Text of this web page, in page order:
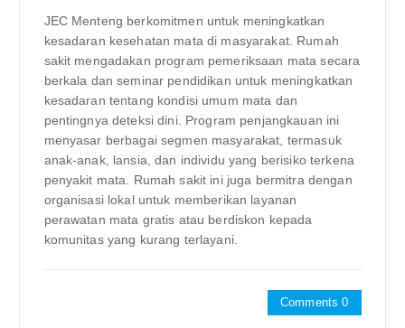
JEC Menteng berkomitmen untuk meningkatkan
kesadaran kesehatan mata di masyarakat. Rumah
sakit mengadakan program pemeriksaan mata secara
berkala dan seminar pendidikan untuk meningkatkan
kesadaran tentang kondisi umum mata dan
pentingnya deteksi dini. Program penjangkauan ini
menyasar berbagai segmen masyarakat, termasuk
anak-anak, lansia, dan individu yang berisiko terkena
penyakit mata. Rumah sakit ini juga bermitra dengan
organisasi lokal untuk memberikan layanan
perawatan mata gratis atau berdiskon kepada
komunitas yang kurang terlayani.
Comments 0